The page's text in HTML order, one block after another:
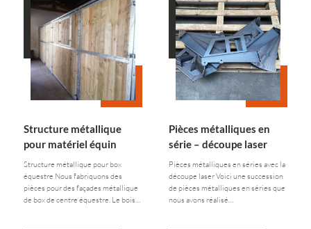
Structure métallique
pour matériel équin
Structure métallique pour box
équestre Nous fabriquons des
pièces pour des façades métallique
de box de centre équestre. Le bois…
Pièces métalliques en
série – découpe laser
Pièces métalliques en séries avec la
découpe laser Voici une succession
de pièces métalliques en séries que
nous avons réalisé…